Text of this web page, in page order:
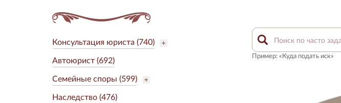
Консультация юриста (740)
Автоюрист (692)
Семейные споры (599)
Наследство (476)
Пример: «Куда подать иск»